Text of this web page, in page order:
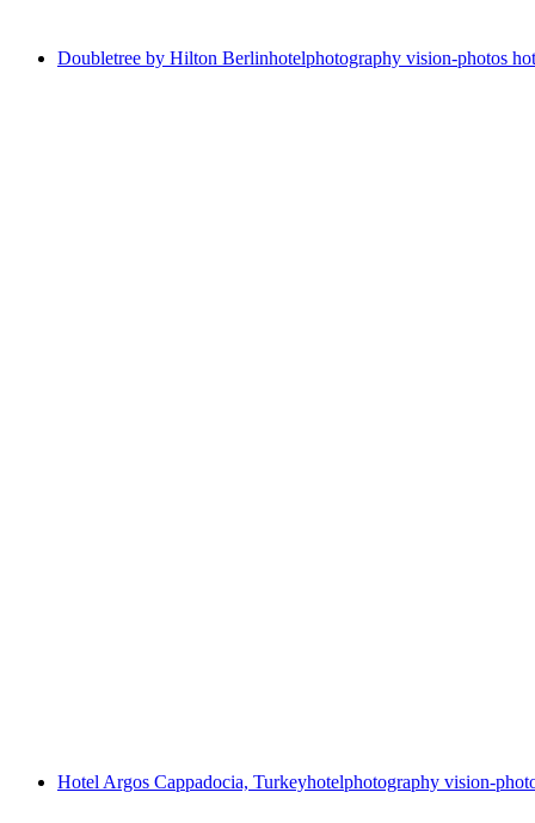
Doubletree by Hilton Berlinhotelphotography vision-photos
Hotel Argos Cappadocia, Turkeyhotelphotography vision-